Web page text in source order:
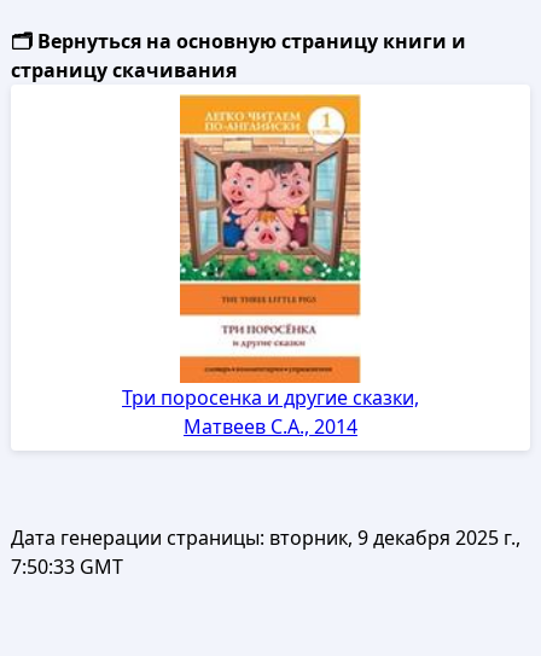
🗂️ Вернуться на основную страницу книги и
страницу скачивания
Три поросенка и другие сказки,
Матвеев С.А., 2014
Дата генерации страницы: вторник, 9 декабря 2025 г.,
7:50:33 GMT